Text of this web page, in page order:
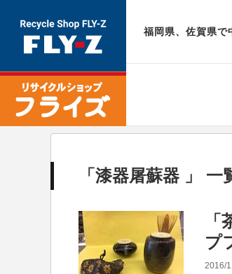
福岡県、佐賀県で
「漆器屠蘇器 」 一
プ
2016/